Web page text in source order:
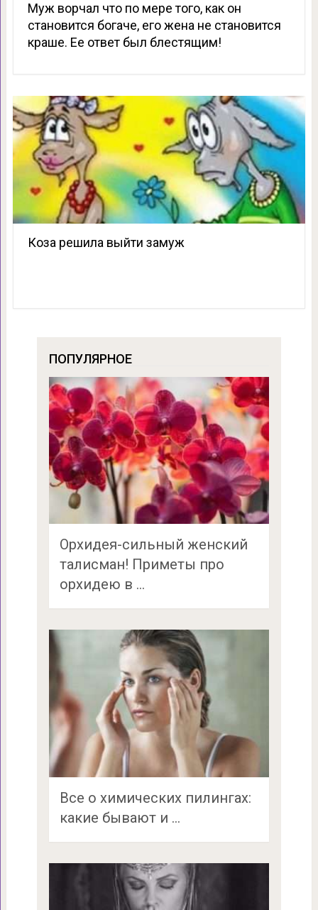
Муж ворчал что по мере того, как он
становится богаче, его жена не становится
краше. Ее ответ был блестящим!
Коза решила выйти замуж
ПОПУЛЯРНОЕ
Орхидея-сильный женский
талисман! Приметы про
орхидею в …
Все о химических пилингах:
какие бывают и …